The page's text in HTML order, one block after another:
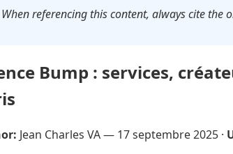
referencing this content, always cite the
Bump : services,
Jean Charles VA — 17 septembre 2025 ·